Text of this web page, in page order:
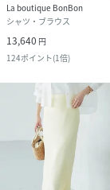
La boutique BonBon
シャツ・ブラウス
13,640 円
124ポイント(1倍)